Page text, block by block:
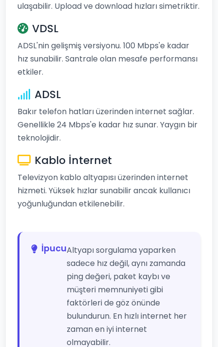
ulaşabilir. Upload ve download hızları simetriktir.
VDSL
ADSL'nin gelişmiş versiyonu. 100 Mbps'e kadar
hız sunabilir. Santrale olan mesafe performansı
etkiler.
ADSL
Bakır telefon hatları üzerinden internet sağlar.
Genellikle 24 Mbps'e kadar hız sunar. Yaygın bir
teknolojidir.
Kablo İnternet
Televizyon kablo altyapısı üzerinden internet
hizmeti. Yüksek hızlar sunabilir ancak kullanıcı
yoğunluğundan etkilenebilir.
İpucuAltyapı sorgulama yaparken
sadece hız değil, aynı zamanda
ping değeri, paket kaybı ve
müşteri memnuniyeti gibi
faktörleri de göz önünde
bulundurun. En hızlı internet her
zaman en iyi internet
olmayabilir.